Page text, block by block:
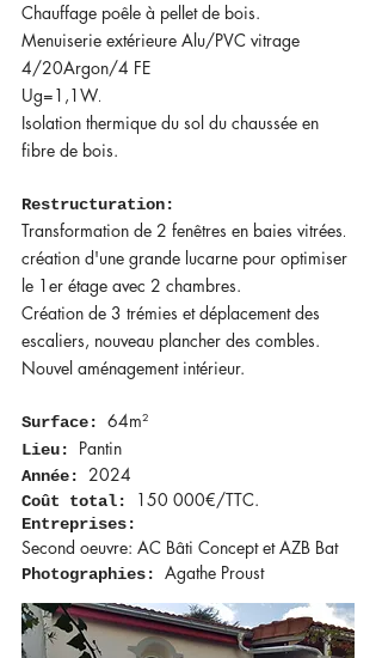
Chauffage poêle à pellet de bois.
Menuiserie extérieure Alu/PVC vitrage
4/20Argon/4 FE
Ug=1,1W.
Isolation thermique du sol du chaussée en
fibre de bois.
Restructuration:
Transformation de 2 fenêtres en baies vitrées.
création d'une grande lucarne pour optimiser
le 1er étage avec 2 chambres.
Création de 3 trémies et déplacement des
escaliers, nouveau plancher des combles.
Nouvel aménagement intérieur.
Surface: 64m²
Lieu: Pantin
Année: 2024
Coût total: 150 000€/TTC.
Entreprises:
Second oeuvre: AC Bâti Concept et AZB Bat
Photographies: Agathe Proust